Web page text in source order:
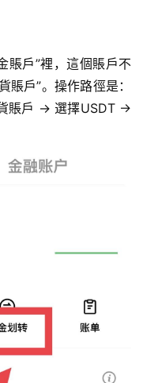
賬戶”裡，這個賬戶不
賬戶”。操作路徑是：
賬戶 → 選擇USDT →